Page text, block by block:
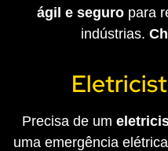
ágil e seguropara
indústrias.
Precisa de um
uma emergência